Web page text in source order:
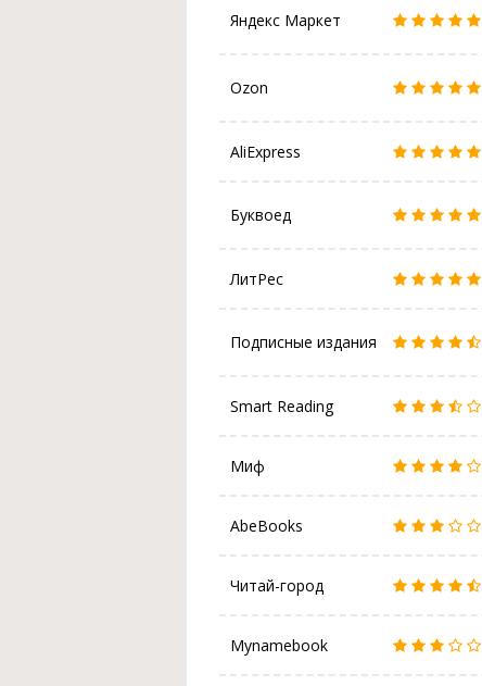
Яндекс Маркет
Ozon
AliExpress
Буквоед
ЛитРес
Подписные издания
Smart Reading
Миф
AbeBooks
Читай-город
Mynamebook